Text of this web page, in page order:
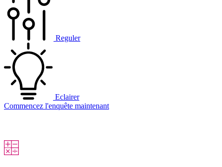
Reguler
Eclairer
Commencez l'enquête maintenant